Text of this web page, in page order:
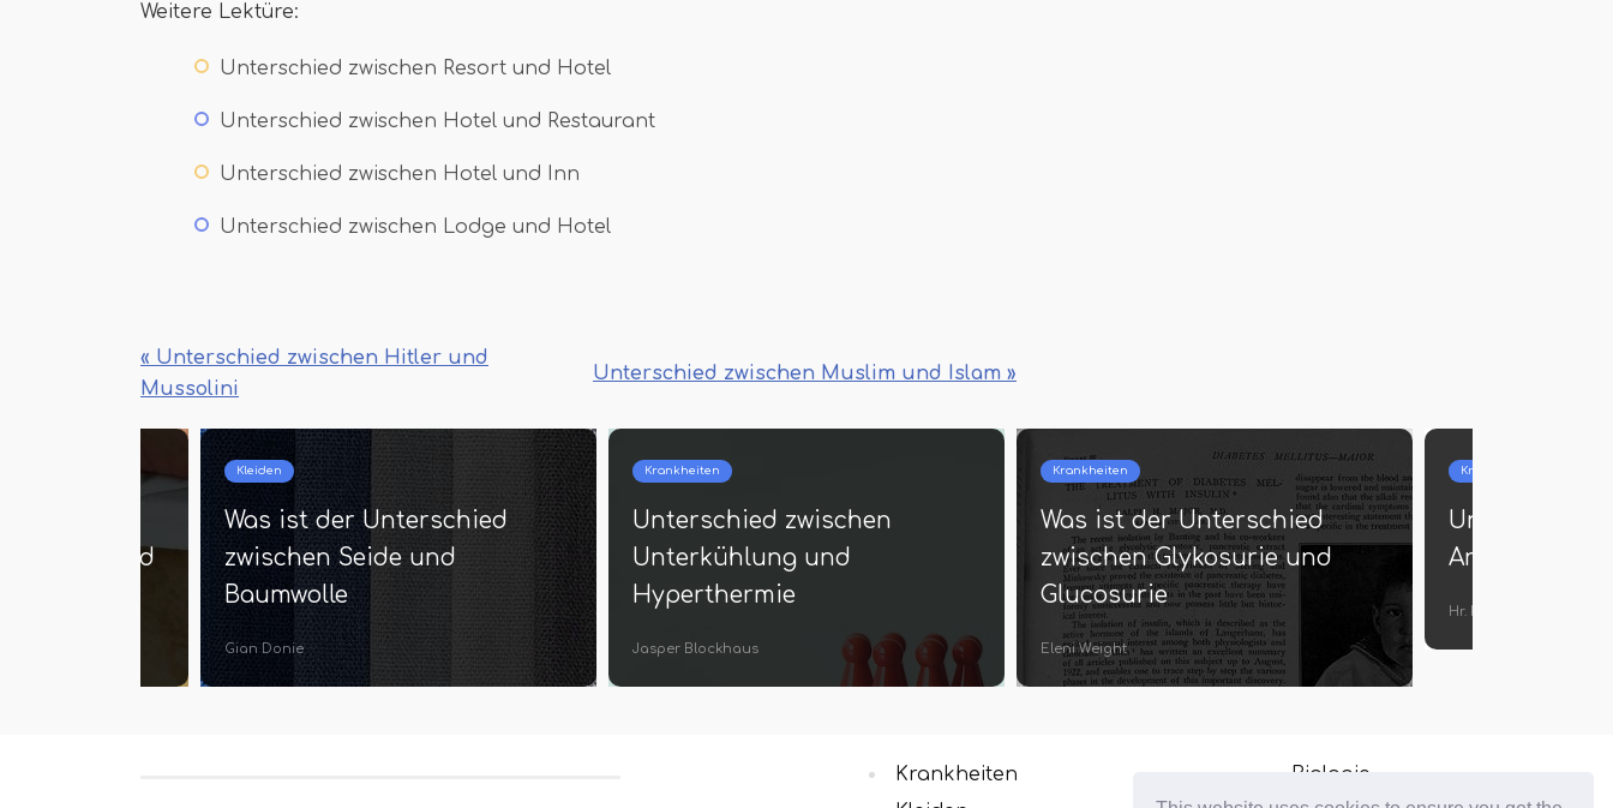
Weitere Lektüre:
Unterschied zwischen Resort und Hotel
Unterschied zwischen Hotel und Restaurant
Unterschied zwischen Hotel und Inn
Unterschied zwischen Lodge und Hotel
« Unterschied zwischen Hitler und
Mussolini
Unterschied zwischen Muslim und Islam »
Was ist der Unterschied
zwischen Glykosurie und
Krankheiten
Unterschied zwischen
Arthritis und Arthrose
Hr. Peer Lehner
Was ist der Unterschied
zwischen Xerophthalmie und
Cecile Schmitt
Was ist der Unterschied
zwischen deklarativem und
prozeduralem Gedächtnis
Julika Koob
Krankheiten
Biologie